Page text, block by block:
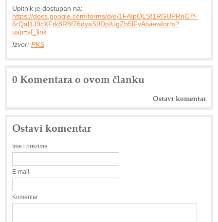
Upitnik je dostupan na:
https://docs.google.com/forms/d/e/1FAIpQLSf1RGUPRnC7f-
6rQal1J9cXFrk8R8f76dyaS9DpIUgZb5lFvA/viewform?
usp=sf_link
Izvor: PKS
0 Komentara o ovom članku
Ostavi komentar
Ostavi komentar
Ime i prezime
E-mail
Komentar